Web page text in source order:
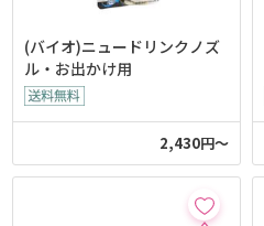
(バイオ)ニュードリンクノズ
ル・お出かけ用
2,430円～